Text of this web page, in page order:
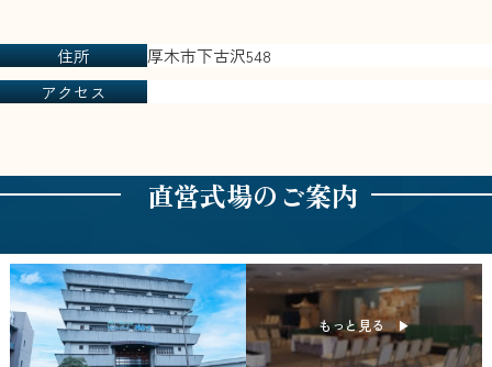
住所
厚木市下古沢548
アクセス
直営式場のご案内